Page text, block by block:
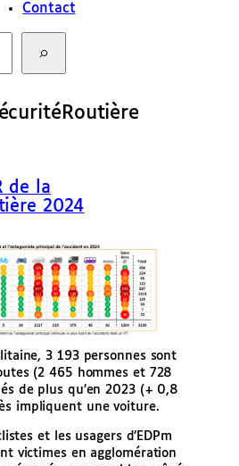
Contact
de la
2024
3 193 personnes sont
(2 465 hommes et 728
de plus qu’en 2023 (+ 0,8
impliquent une voiture.
et les usagers d’EDPm
victimes en agglomération